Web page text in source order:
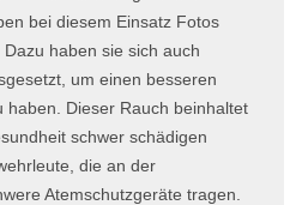
bei diesem Einsatz Fotos
haben sie sich auch
um einen besseren
haben. Dieser Rauch beinhaltet
schwer schädigen
die an der
Atemschutzgeräte tragen.